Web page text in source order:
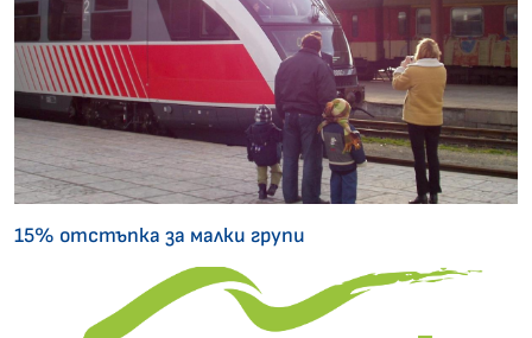
15% отстъпка за малки групи